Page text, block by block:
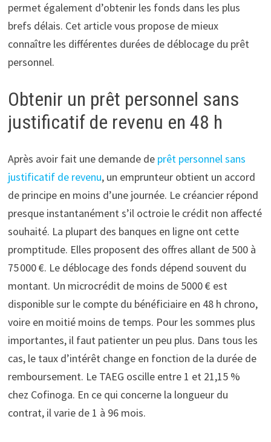
permet également d’obtenir les fonds dans les plus
brefs délais. Cet article vous propose de mieux
connaître les différentes durées de déblocage du prêt
personnel.
Obtenir un prêt personnel sans
justificatif de revenu en 48 h
Après avoir fait une demande de prêt personnel sans
justificatif de revenu, un emprunteur obtient un accord
de principe en moins d’une journée. Le créancier répond
presque instantanément s’il octroie le crédit non affecté
souhaité. La plupart des banques en ligne ont cette
promptitude. Elles proposent des offres allant de 500 à
75 000 €. Le déblocage des fonds dépend souvent du
montant. Un microcrédit de moins de 5000 € est
disponible sur le compte du bénéficiaire en 48 h chrono,
voire en moitié moins de temps. Pour les sommes plus
importantes, il faut patienter un peu plus. Dans tous les
cas, le taux d’intérêt change en fonction de la durée de
remboursement. Le TAEG oscille entre 1 et 21,15 %
chez Cofinoga. En ce qui concerne la longueur du
contrat, il varie de 1 à 96 mois.